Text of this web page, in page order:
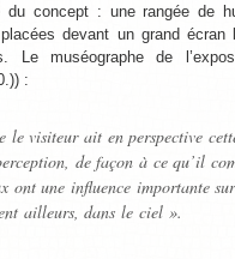
du concept : une rangée de
devant un grand écran
Le muséographe de
:
le visiteur ait en perspective
de façon à ce qu’il
ont une influence importante
ailleurs, dans le ciel ».